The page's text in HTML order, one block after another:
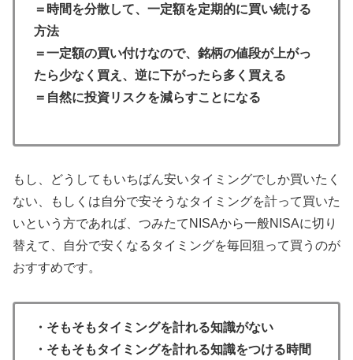
＝時間を分散して、一定額を定期的に買い続ける
方法
＝一定額の買い付けなので、銘柄の値段が上がっ
たら少なく買え、逆に下がったら多く買える
＝自然に投資リスクを減らすことになる
もし、どうしてもいちばん安いタイミングでしか買いたく
ない、もしくは自分で安そうなタイミングを計って買いた
いという方であれば、つみたてNISAから一般NISAに切り
替えて、自分で安くなるタイミングを毎回狙って買うのが
おすすめです。
・そもそもタイミングを計れる知識がない
・そもそもタイミングを計れる知識をつける時間